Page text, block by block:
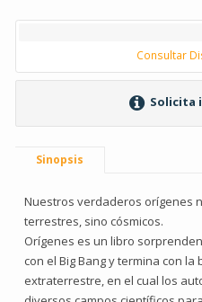
Consultar
Solicita
Sinopsis
Nuestros verdaderos orígenes
terrestres, sino cósmicos.
Orígenes es un libro
con el Big Bang y termina con
extraterrestre, en el cual los